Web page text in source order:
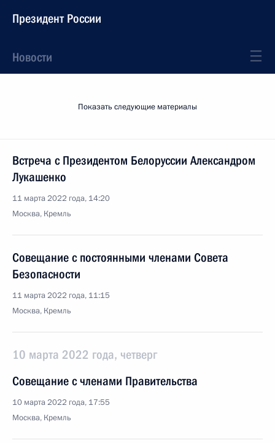
Президент России
Новости
Показать следующие материалы
Встреча с Президентом Белоруссии Александром
Лукашенко
11 марта 2022 года, 14:20
Москва, Кремль
Совещание с постоянными членами Совета
Безопасности
11 марта 2022 года, 11:15
Москва, Кремль
10 марта 2022 года, четверг
Совещание с членами Правительства
10 марта 2022 года, 17:55
Москва, Кремль